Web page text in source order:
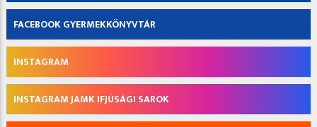
FACEBOOK GYERMEKKÖNYVTÁR
INSTAGRAM
INSTAGRAM JAMK IFJÚSÁGI SAROK